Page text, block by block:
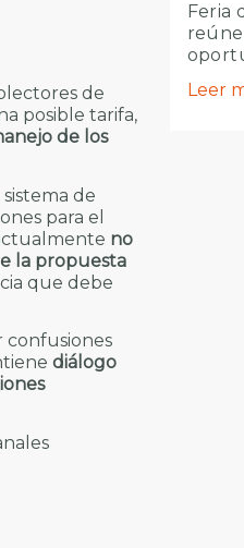
de
posible tarifa,
de los
de
para el
no
la propuesta
que debe
confusiones
diálogo
Feria
reúne
Leer